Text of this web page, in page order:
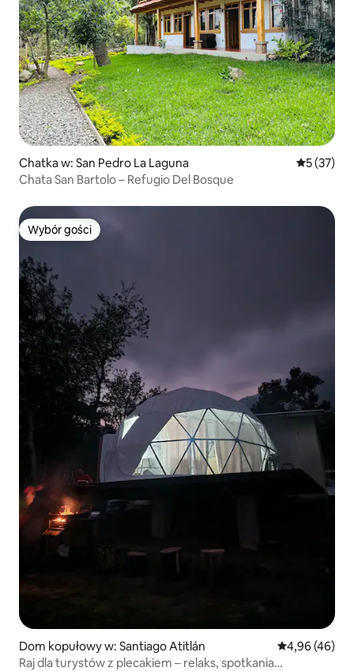
Chatka w: San Pedro La Laguna Średnia
5 (37)
Chata San Bartolo – Refugio Del Bosque
Wybór gości
Wybór gości
Dom kopułowy w: Santiago Atitlán Średnia
4,96 (46)
Raj dla turystów z plecakiem – relaks, spotkania